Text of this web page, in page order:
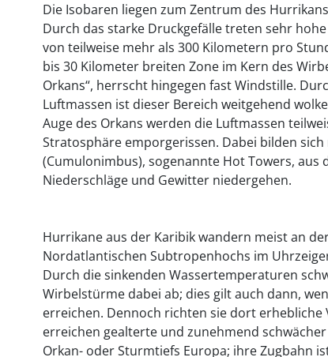
Die Isobaren liegen zum Zentrum des
Durch das starke Druckgefälle treten sehr
von teilweise mehr als 300 Kilometern pro
bis 30 Kilometer breiten Zone im Kern des
Orkans“, herrscht hingegen fast Windstille.
Luftmassen ist dieser Bereich weitgehend
Auge des Orkans werden die Luftmassen
Stratosphäre emporgerissen. Dabei bilden
(Cumulonimbus), sogenannte Hot Towers, aus
Niederschläge und Gewitter niedergehen.
Hurrikane aus der Karibik wandern meist an
Nordatlantischen Subtropenhochs im
Durch die sinkenden Wassertemperaturen
Wirbelstürme dabei ab; dies gilt auch dann,
erreichen. Dennoch richten sie dort erhebliche
erreichen gealterte und zunehmend
Orkan- oder Sturmtiefs Europa; ihre Zugbahn